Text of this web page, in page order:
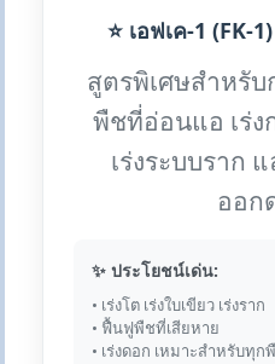
⭐ เอฟเค-1 (FK-
สูตรพิเศษสำหรั
พืชที่อ่อนแอ เร่ง
เร่งระบบราก
ออก
✨ ประโยชน์เด่น:
• เร่งโต เร่งใบเขียว เร่งราก
• ฟื้นฟูพืชที่เสียหาย
• เร่งดอก เหมาะสำหรับทุก